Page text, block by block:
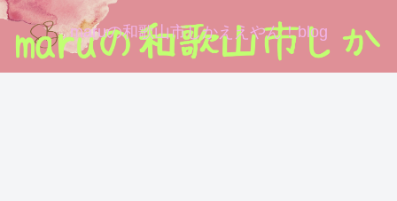
maruの和歌山市しかええやん！blog